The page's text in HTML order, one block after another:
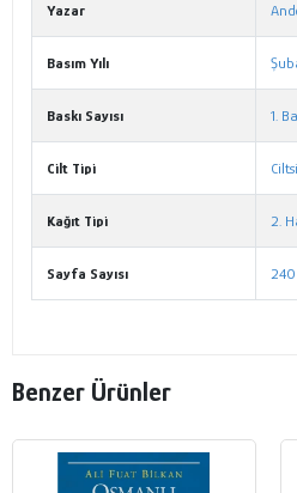
Yazar
Basım Yılı
Baskı Sayısı 1.
Cilt Tipi
Kağıt Tipi 2.
Sayfa Sayısı 240
Benzer Ürünler